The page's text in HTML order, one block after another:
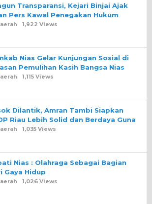
Transparansi, Kejari Binjai Ajak
Pers Kawal Penegakan Hukum
1,922 Views
Nias Gelar Kunjungan Sosial di
Pemulihan Kasih Bangsa Nias
1,115 Views
Dilantik, Amran Tambi Siapkan
Riau Lebih Solid dan Berdaya Guna
1,035 Views
Nias : Olahraga Sebagai Bagian
Gaya Hidup
1,026 Views